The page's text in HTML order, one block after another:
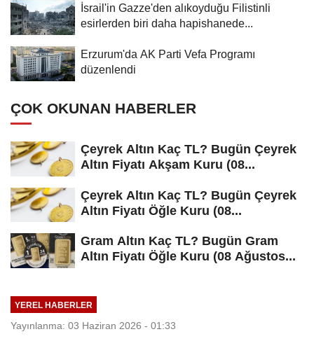
İsrail'in Gazze'den alıkoyduğu Filistinli
esirlerden biri daha hapishanede...
Erzurum'da AK Parti Vefa Programı
düzenlendi
ÇOK OKUNAN HABERLER
Çeyrek Altın Kaç TL? Bugün Çeyrek
Altın Fiyatı Akşam Kuru (08...
Çeyrek Altın Kaç TL? Bugün Çeyrek
Altın Fiyatı Öğle Kuru (08...
Gram Altın Kaç TL? Bugün Gram
Altın Fiyatı Öğle Kuru (08 Ağustos...
YEREL HABERLER
Yayınlanma: 03 Haziran 2026 - 01:33